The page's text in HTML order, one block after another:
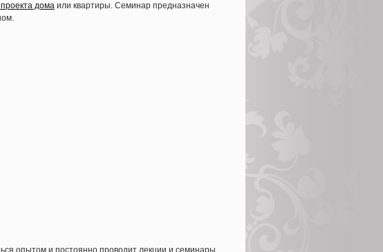
дома или квартиры. Семинар предназначен
опытом и постоянно проводит лекции и семинары